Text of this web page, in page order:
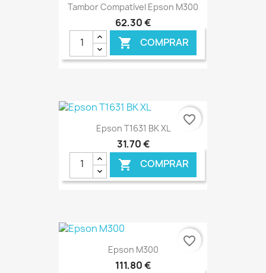
Tambor Compatível Epson M300
62,30 €
 COMPRAR
Epson T1631 BK XL
31,70 €
 COMPRAR
€ ONLINE
favorite_border
Epson M300
111,80 €
favorite_border